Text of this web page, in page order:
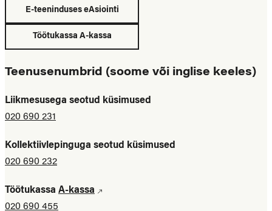
E-teeninduses eAsiointi
Töötukassa A-kassa
Teenusenumbrid (soome või inglise keeles)
Liikmesusega seotud küsimused
020 690 231
Kollektiivlepinguga seotud küsimused
020 690 232
Töötukassa A-kassa
020 690 455